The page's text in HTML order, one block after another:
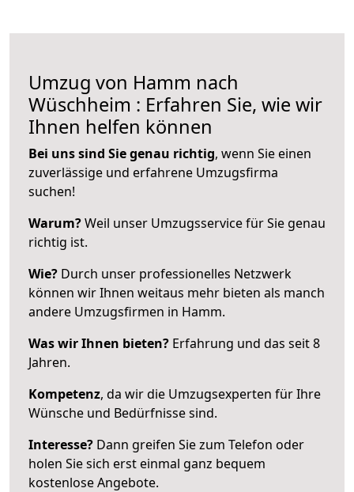
Umzug von Hamm nach
Wüschheim : Erfahren Sie, wie wir
Ihnen helfen können
Bei uns sind Sie genau richtig, wenn Sie einen
zuverlässige und erfahrene Umzugsfirma
suchen!
Warum?Weil unser Umzugsservice für Sie genau
richtig ist.
Wie? Durch unser professionelles Netzwerk
können wir Ihnen weitaus mehr bieten als manch
andere Umzugsfirmen in Hamm.
Was wir Ihnen bieten? Erfahrung und das seit 8
Jahren.
Kompetenz, da wir die Umzugsexperten für Ihre
Wünsche und Bedürfnisse sind.
Interesse? Dann greifen Sie zum Telefon oder
holen Sie sich erst einmal ganz bequem
kostenlose Angebote.